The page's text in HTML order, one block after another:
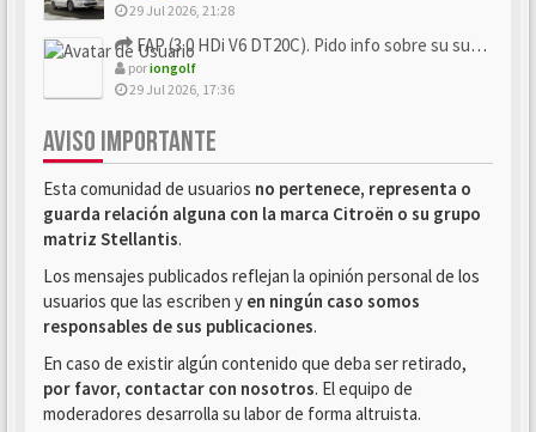
29 Jul 2026, 21:28
FAP (3.0 HDi V6 DT20C). Pido info sobre su sustitución
poriongolf
29 Jul 2026, 17:36
AVISO IMPORTANTE
Esta comunidad de usuarios no pertenece, representa o
guarda relación alguna con la marca Citroën o su grupo
matriz Stellantis.
Los mensajes publicados reflejan la opinión personal de los
usuarios que las escriben y en ningún caso somos
responsables de sus publicaciones.
En caso de existir algún contenido que deba ser retirado,
por favor, contactar con nosotros. El equipo de
moderadores desarrolla su labor de forma altruista.